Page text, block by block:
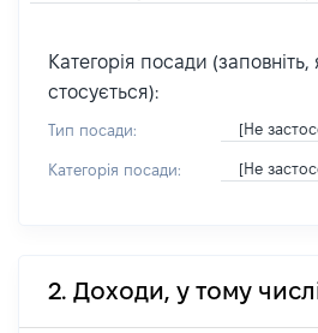
Категорія посади
стосується):
Тип посади: [Не
Категорія посади: [Не
2. Доходи, у тому